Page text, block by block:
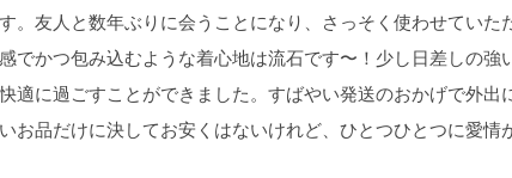
。友人と数年ぶりに会うことになり、さっそく使わせていた
でかつ包み込むような着心地は流石です〜！少し日差しの強
適に過ごすことができました。すばやい発送のおかげで外出
お品だけに決してお安くはないけれど、ひとつひとつに愛情